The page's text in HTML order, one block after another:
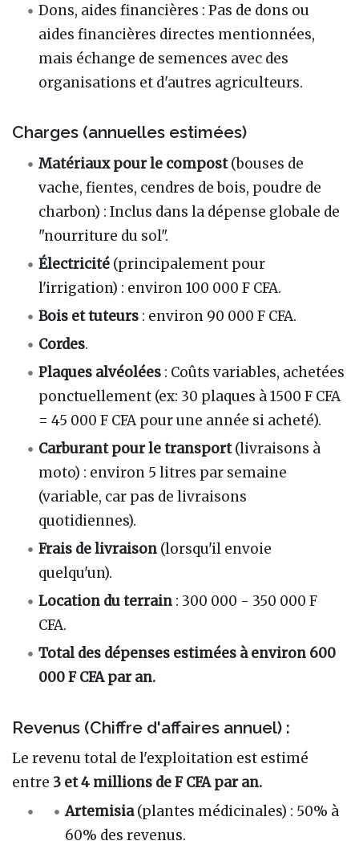
Dons, aides financières : Pas de dons ou
aides financières directes mentionnées,
mais échange de semences avec des
organisations et d'autres agriculteurs.
Charges (annuelles estimées)
Matériaux pour le compost(bouses de
vache, fientes, cendres de bois, poudre de
charbon) : Inclus dans la dépense globale de
"nourriture du sol".
Électricité (principalement pour
l'irrigation) : environ 100 000 F CFA.
Bois et tuteurs : environ 90 000 F CFA.
Cordes.
Plaques alvéolées : Coûts variables, achetées
ponctuellement (ex: 30 plaques à 1500 F CFA
= 45 000 F CFA pour une année si acheté).
Carburant pour le transport(livraisons à
moto) : environ 5 litres par semaine
(variable, car pas de livraisons
quotidiennes).
Frais de livraison (lorsqu'il envoie
quelqu'un).
Location du terrain : 300 000 - 350 000 F
CFA.
Total des dépenses estimées à environ 600
000 F CFA par an.
Revenus (Chiffre d'affaires annuel) :
Le revenu total de l'exploitation est estimé
entre 3 et 4 millions de F CFA par an.
Artemisia(plantes médicinales) : 50% à
60% des revenus.